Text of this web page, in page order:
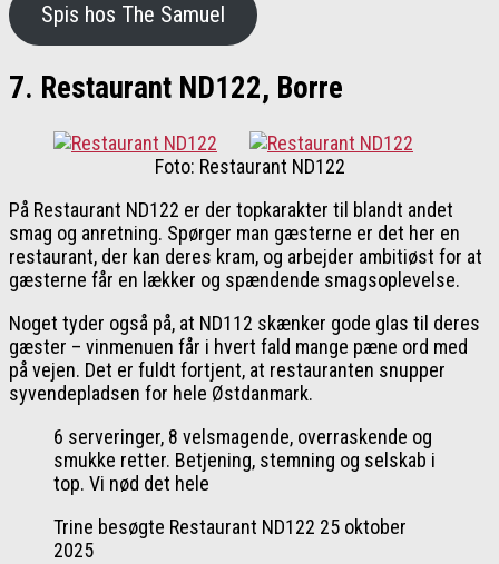
Spis hos The Samuel
7. Restaurant ND122, Borre
Foto: Restaurant ND122
På Restaurant ND122 er der topkarakter til blandt andet
smag og anretning. Spørger man gæsterne er det her en
restaurant, der kan deres kram, og arbejder ambitiøst for at
gæsterne får en lækker og spændende smagsoplevelse.
Noget tyder også på, at ND112 skænker gode glas til deres
gæster – vinmenuen får i hvert fald mange pæne ord med
på vejen. Det er fuldt fortjent, at restauranten snupper
syvendepladsen for hele Østdanmark.
6 serveringer, 8 velsmagende, overraskende og
smukke retter. Betjening, stemning og selskab i
top. Vi nød det hele
Trine besøgte Restaurant ND122 25 oktober
2025